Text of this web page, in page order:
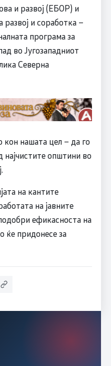
и развој (ЕБОР) и
развој и соработка –
програма за
во Југозападниот
Северна
кон нашата цел – да го
општини во
на кантите
на јавните
ефикасноста на
ќе придонесе за